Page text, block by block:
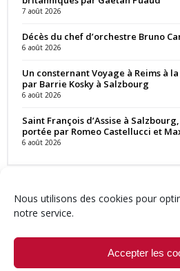
Nous utilisons des cookies pour
notre service.
Accepter les
7 août 2026
Décès du chef d’orchestre Bruno
6 août 2026
Un consternant Voyage à Reims à
par Barrie Kosky à Salzbourg
6 août 2026
Saint François d’Assise à
portée par Romeo Castellucci et
6 août 2026